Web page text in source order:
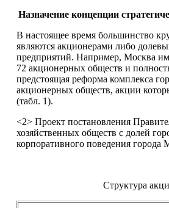
Назначение концепции
В настоящее время большинство
являются акционерами либо
предприятий. Например, Москва
72 акционерных обществ и
предстоящая реформа комплекса
акционерных обществ, акции
(табл. 1).
<2> Проект постановления
хозяйственных обществ с долей
корпоративного поведения города
Структура